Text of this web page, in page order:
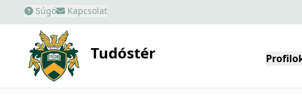
Súgó Kapcsolat
Tudóstér